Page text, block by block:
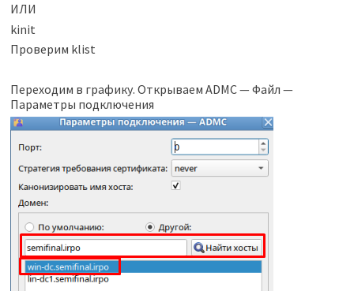
ИЛИ
kinit
Проверим klist
Переходим в графику. Открываем ADMC — Файл —
Параметры подключения